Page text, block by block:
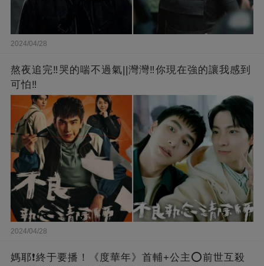
2024/04/28
熬夜追完‼️哭的喘不過氣||灣灣‼️你現在強的讓我感到
可怕‼️
2024/04/28
媽耶❗️終于要播！《度華年》首輔+公主⭕前世互殺